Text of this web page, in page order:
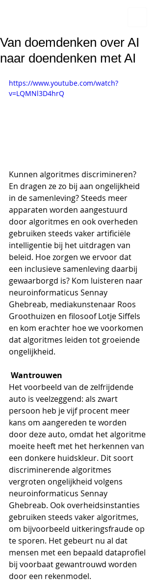
Van doemdenken over AI
naar doendenken met AI
https://www.youtube.com/watch?
v=LQMNl3D4hrQ
Kunnen algoritmes discrimineren?
En dragen ze zo bij aan ongelijkheid
in de samenleving? Steeds meer
apparaten worden aangestuurd
door algoritmes en ook overheden
gebruiken steeds vaker artificiële
intelligentie bij het uitdragen van
beleid. Hoe zorgen we ervoor dat
een inclusieve samenleving daarbij
gewaarborgd is? Kom luisteren naar
neuroinformaticus Sennay
Ghebreab, mediakunstenaar Roos
Groothuizen en filosoof Lotje Siffels
en kom erachter hoe we voorkomen
dat algoritmes leiden tot groeiende
ongelijkheid.
Wantrouwen
Het voorbeeld van de zelfrijdende
auto is veelzeggend: als zwart
persoon heb je vijf procent meer
kans om aangereden te worden
door deze auto, omdat het algoritme
moeite heeft met het herkennen van
een donkere huidskleur. Dit soort
discriminerende algoritmes
vergroten ongelijkheid volgens
neuroinformaticus Sennay
Ghebreab. Ook overheidsinstanties
gebruiken steeds vaker algoritmes,
om bijvoorbeeld uitkeringsfraude op
te sporen. Het gebeurt nu al dat
mensen met een bepaald dataprofiel
bij voorbaat gewantrouwd worden
door een rekenmodel.